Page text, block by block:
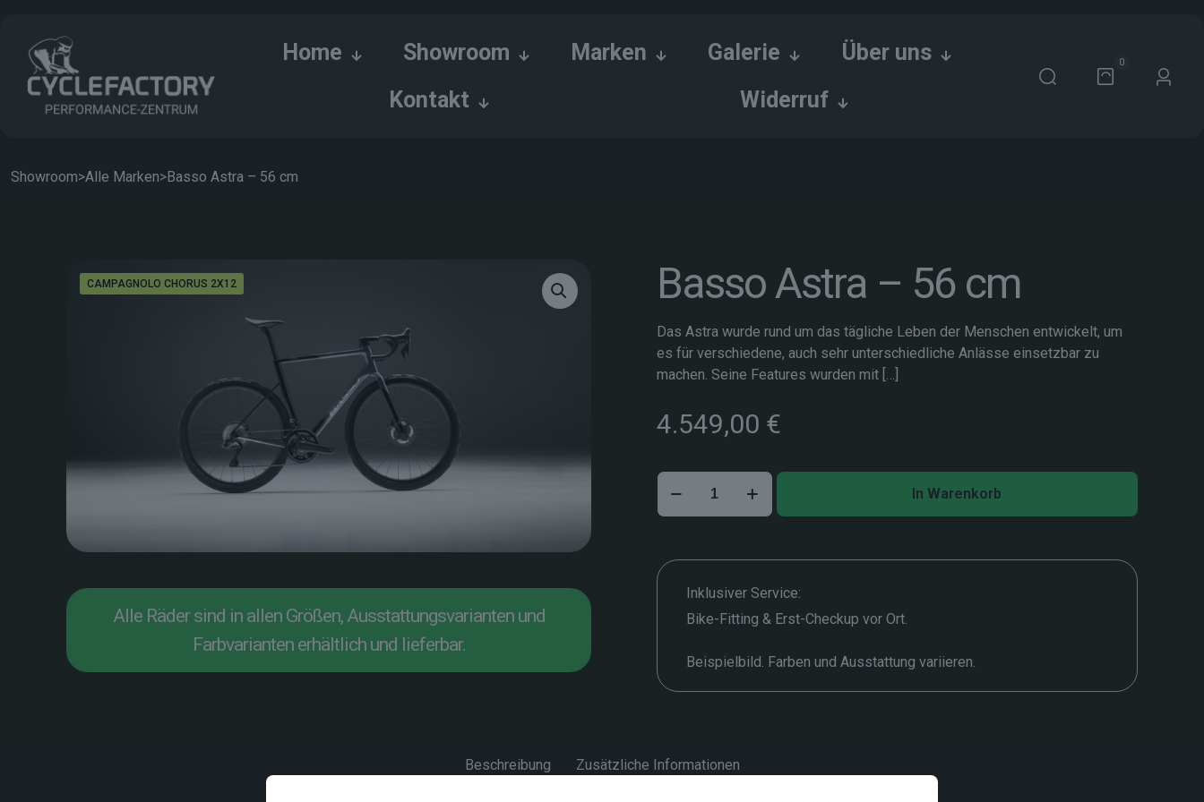
Home Showroom Marken Galerie
Über uns
Kontakt
Widerruf
0
Showroom>Alle Marken>Basso Astra – 56 cm
CAMPAGNOLO CHORUS 2X12
Alle Räder sind in allen Größen, Ausstattungsvarianten und
Farbvarianten erhältlich und lieferbar.
Basso Astra – 56 cm
Das Astra wurde rund um das tägliche Leben der Menschen entwickelt, um
es für verschiedene, auch sehr unterschiedliche Anlässe einsetzbar zu
machen. Seine Features wurden mit[…]
4.549,00 €
Basso
cm
Menge
In Warenkorb
Inklusiver Service:
Bike-Fitting & Erst-Checkup vor Ort.
Beispielbild. Farben und Ausstattung variieren.
Beschreibung Zusätzliche Informationen